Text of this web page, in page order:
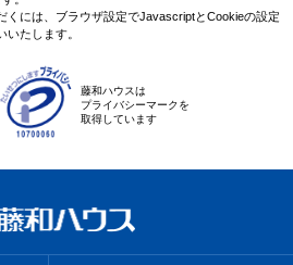
くには、ブラウザ設定でJavascriptとCookieの設定
いたします。
藤和ハウスは
プライバシーマークを
取得しています